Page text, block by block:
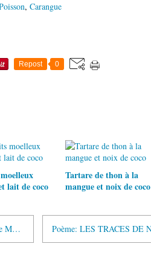
, Carangue
Repost 0
lait de coco
Tartare de thon à la
mangue et noix de coco
Poème: TOAMASINA - Arlette Maillot